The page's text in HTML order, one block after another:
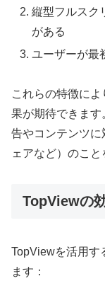
縦型フルスク
がある
ユーザーが最
これらの特徴に
果が期待できま
告やコンテンツ
ェアなど）のこと
TopViewの
TopViewを活用す
ます：